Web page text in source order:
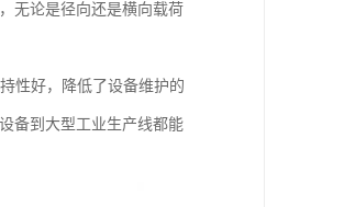
无论是径向还是横向载荷
性好，降低了设备维护的
备到大型工业生产线都能